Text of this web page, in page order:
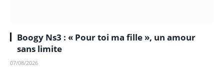
Boogy Ns3 : « Pour toi ma fille », un amour
sans limite
07/08/2026